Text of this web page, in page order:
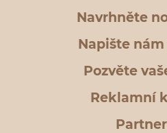
Navrhněte
Napište
Pozvěte
Reklamní